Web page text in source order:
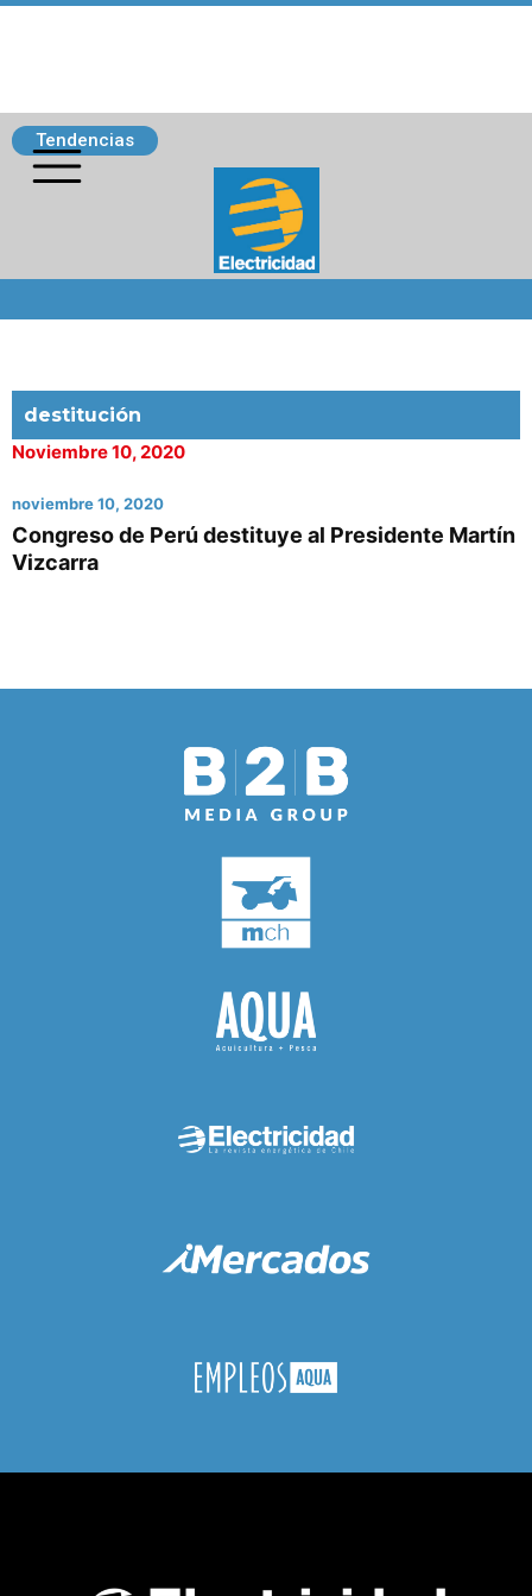
Tendencias
destitución
Noviembre 10, 2020
noviembre 10, 2020
Congreso de Perú destituye al Presidente Martín
Vizcarra